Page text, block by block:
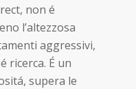
non é
l’altezzosa
aggressivi,
ricerca. É un
supera le